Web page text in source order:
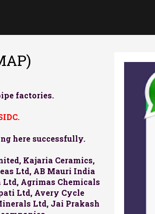
factories.
here successfully.
Kajaria Ceramics,
Ltd, AB Mauri India
Agrimas Chemicals
Ltd, Avery Cycle
Ltd, Jai Prakash